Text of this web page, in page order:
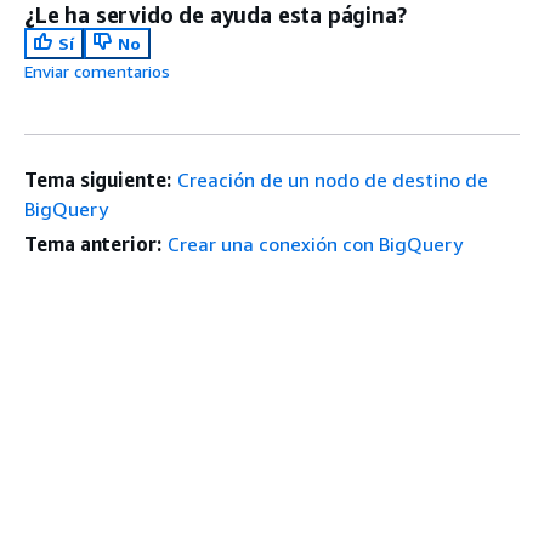
¿Le ha servido de ayuda esta página?
Sí
No
Enviar comentarios
Tema siguiente: Creación de un nodo de destino de
BigQuery
Tema anterior: Crear una conexión con BigQuery